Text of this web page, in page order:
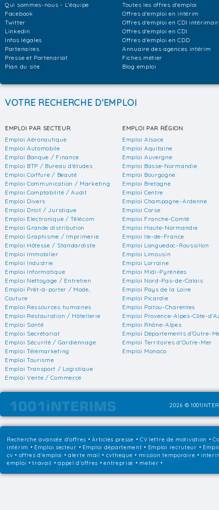
Qui sommes-nous - L'équipe
Facebook
Twitter
Linkedin
Infos légales
Partenaires
Presse et Partenariat
Plan du site
Toutes les offres d'emploi
Offres d'emploi en intérim
Offres d'emploi en CDI
Offres d'emploi en CDI
Offres d'emploi en CDD
Annuaire des agences intérim
Fiches métier
Blog emploi
VOTRE RECHERCHE D'EMPLOI
EMPLOI PAR SECTEUR
Emploi Aéronautique
Emploi Automobile
Emploi Banque / Finance
Emploi BTP / Bureau d'études
Emploi Coiffure / Beauté
Emploi Communication / Marketing
Emploi Comptabilité / Audit
Emploi Divers
Emploi Droit / Juridique
Emploi Electronique / Télécom
Emploi Grande distribution
Emploi Graphisme / Imprimerie
Emploi Hôtesse / Standardiste
Emploi Immobilier
Emploi Industrie
Emploi Informatique
Emploi Nettoyage / Entretien
Emploi Prêt-à-porter / Mode,
Couture
Emploi Ressources humaines
Emploi Restauration / Hôtellerie
Emploi Santé
Emploi Secrétariat
Emploi Sécurité / Gardiennage
Emploi Télémarketing
Emploi Tourisme
Emploi Transport / Logistique
Emploi Vente / Commerce
EMPLOI PAR RÉGION
Emploi Alsace
Emploi Aquitaine
Emploi Auvergne
Emploi Basse-Normandie
Emploi Bourgogne
Emploi Bretagne
Emploi Centre
Emploi Champagne-Ardenne
Emploi Corse
Emploi Franche-Comté
Emploi Haute-Normandie
Emploi Ile-de-France
Emploi Languedoc-Roussillon
Emploi Limousin
Emploi Lorraine
Emploi Midi-Pyrénées
Emploi Nord-Pas-de-Calais
Emploi Pays de la Loire
Emploi Picardie
Emploi Poitou-Charentes
Emploi Provence-Alpes-Côte-
Emploi Rhône-Alpes
Emploi Départements d'Outre-
Emploi Territoires d'Outre-Mer
Emploi Monaco
2026 ©
Recherche avancée d'offres •Articles presse • CV lettre de motivation •
intérim • Emploi secteur • Emploi département • Emploi recruteur •
cv • offres d'emploi • alerte mail • cvtheque • mission temporaire •
emploi • travail • appel d'offres • entreprise • metier •